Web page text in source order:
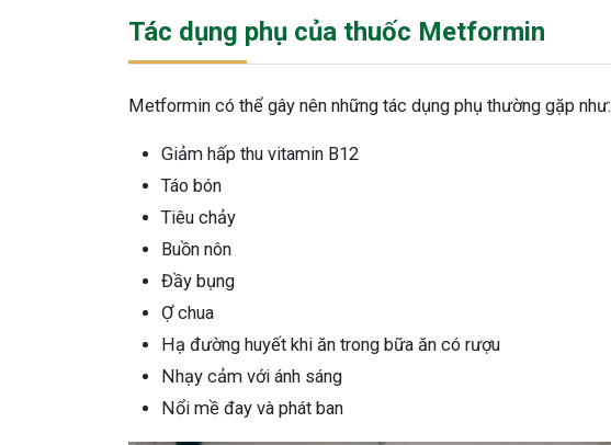
Tác dụng phụ của thuốc Metformin
Metformin có thể gây nên những tác dụng phụ thường gặp như:
Giảm hấp thu vitamin B12
Táo bón
Tiêu chảy
Buồn nôn
Đầy bụng
Ợ chua
Hạ đường huyết khi ăn trong bữa ăn có rượu
Nhạy cảm với ánh sáng
Nổi mề đay và phát ban